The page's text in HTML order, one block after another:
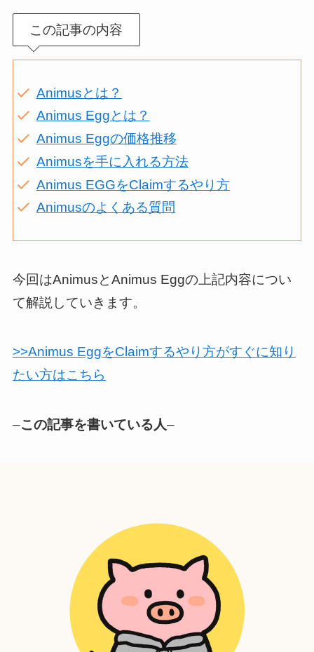
この記事の内容
Animusとは？
Animus Eggとは？
Animus Eggの価格推移
Animusを手に入れる方法
Animus EGGをClaimするやり方
Animusのよくある質問
今回はAnimusとAnimus Eggの上記内容につい
て解説していきます。
>>Animus EggをClaimするやり方がすぐに知り
たい方はこちら
–この記事を書いている人–